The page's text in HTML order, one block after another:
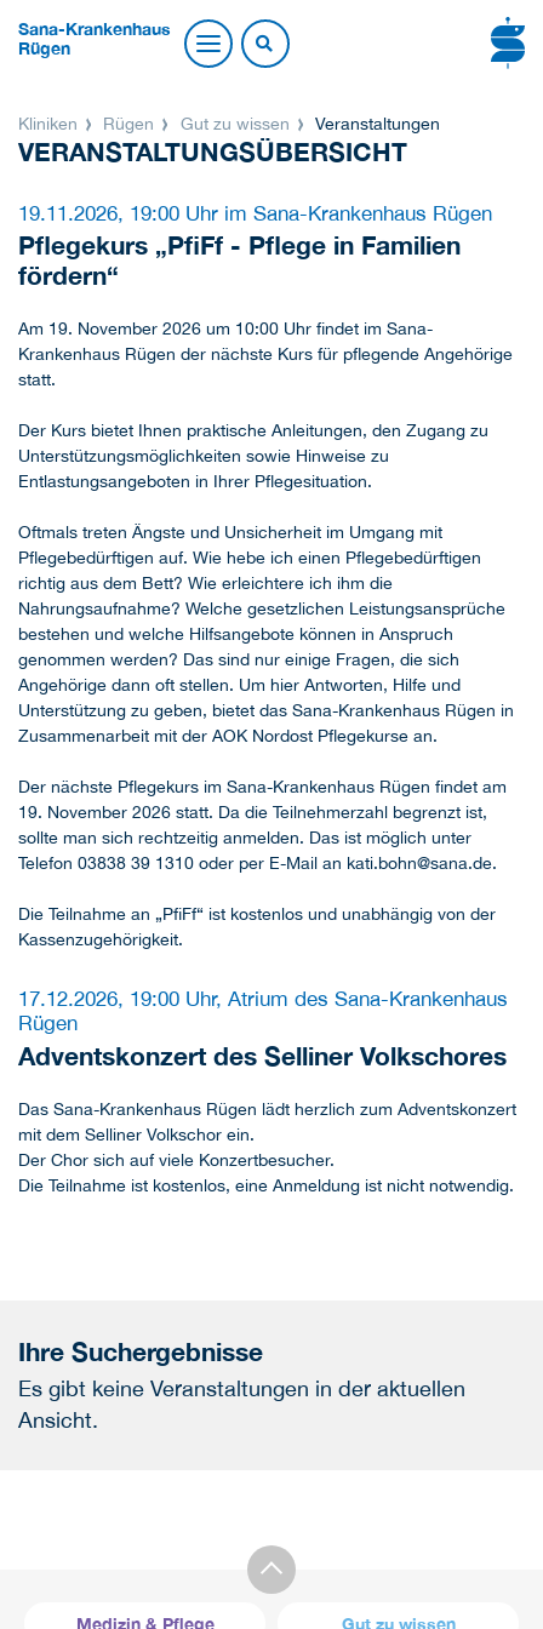
Sana-Krankenhaus
Rügen
Kliniken Rügen Gut zu wissen Veranstaltungen
VERANSTALTUNGSÜBERSICHT
19.11.2026, 19:00 Uhr im Sana-Krankenhaus Rügen
Pflegekurs „PfiFf - Pflege in Familien
fördern“
Am 19. November 2026 um 10:00 Uhr findet im Sana-
Krankenhaus Rügen der nächste Kurs für pflegende Angehörige
statt.
Der Kurs bietet Ihnen praktische Anleitungen, den Zugang zu
Unterstützungsmöglichkeiten sowie Hinweise zu
Entlastungsangeboten in Ihrer Pflegesituation.
Oftmals treten Ängste und Unsicherheit im Umgang mit
Pflegebedürftigen auf. Wie hebe ich einen Pflegebedürftigen
richtig aus dem Bett? Wie erleichtere ich ihm die
Nahrungsaufnahme? Welche gesetzlichen Leistungsansprüche
bestehen und welche Hilfsangebote können in Anspruch
genommen werden? Das sind nur einige Fragen, die sich
Angehörige dann oft stellen. Um hier Antworten, Hilfe und
Unterstützung zu geben, bietet das Sana-Krankenhaus Rügen in
Zusammenarbeit mit der AOK Nordost Pflegekurse an.
Der nächste Pflegekurs im Sana-Krankenhaus Rügen findet am
19. November 2026 statt. Da die Teilnehmerzahl begrenzt ist,
sollte man sich rechtzeitig anmelden. Das ist möglich unter
Telefon 03838 39 1310 oder per E-Mail an kati.bohn@sana.de.
Die Teilnahme an „PfiFf“ ist kostenlos und unabhängig von der
Kassenzugehörigkeit.
17.12.2026, 19:00 Uhr, Atrium des Sana-Krankenhaus
Rügen
Adventskonzert des Selliner Volkschores
Das Sana-Krankenhaus Rügen lädt herzlich zum Adventskonzert
mit dem Selliner Volkschor ein.
Der Chor sich auf viele Konzertbesucher.
Die Teilnahme ist kostenlos, eine Anmeldung ist nicht notwendig.
Ihre Suchergebnisse
Es gibt keine Veranstaltungen in der aktuellen
Ansicht.
Medizin & Pflege Gut zu wissen